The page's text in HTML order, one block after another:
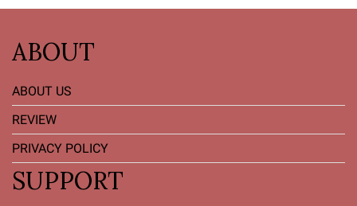
ABOUT
ABOUT US
REVIEW
PRIVACY POLICY
SUPPORT